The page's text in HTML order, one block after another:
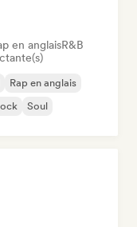
en anglaisR&B
Rap en anglais
Soul